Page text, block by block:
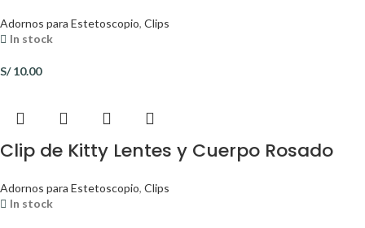
Adornos para Estetoscopio, Clips
In stock
S/10.00
Clip de Kitty Lentes y Cuerpo Rosado
Adornos para Estetoscopio, Clips
In stock